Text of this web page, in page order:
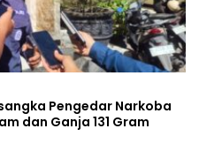
Pengedar Narkoba
dan Ganja 131 Gram